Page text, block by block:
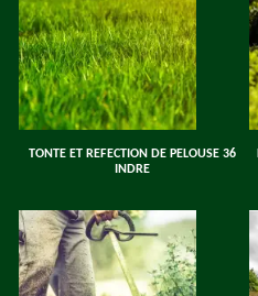
TONTE ET REFECTION DE PELOUSE 36
INDRE